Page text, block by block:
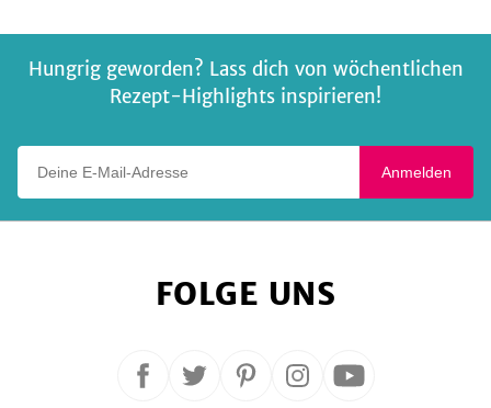
Hungrig geworden? Lass dich von wöchentlichen
Rezept-Highlights inspirieren!
Anmelden
FOLGE UNS
Folge Folge
Folge Folge Folge